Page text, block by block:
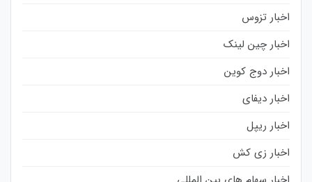
اخبار تزوس
اخبار چین لینک
اخبار دوج کوین
اخبار دیفای
اخبار ریپل
اخبار زی کش